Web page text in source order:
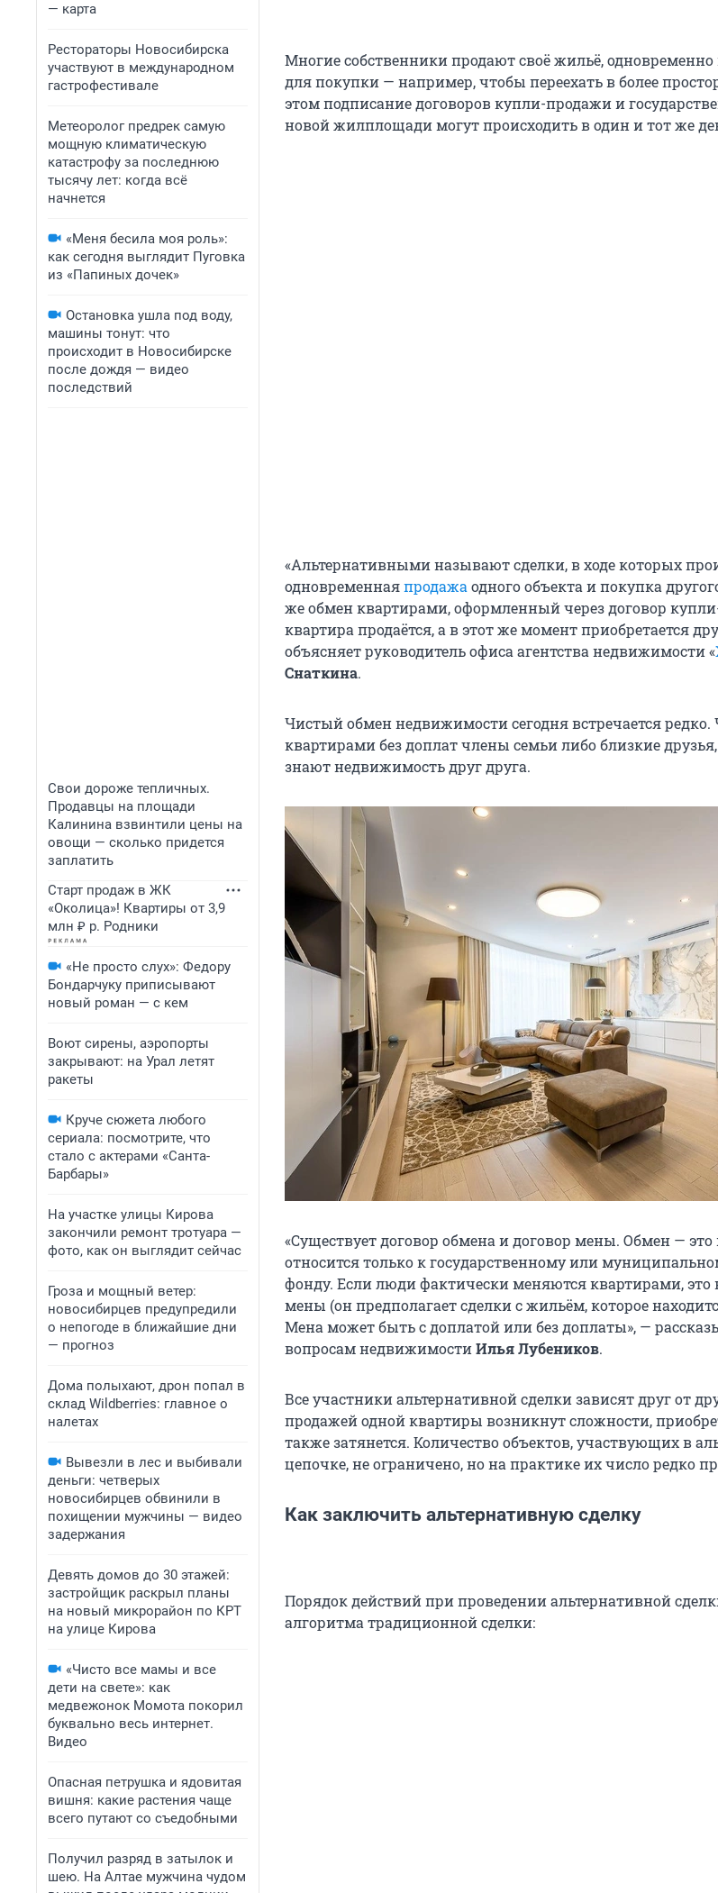
— карта
Рестораторы Новосибирска
участвуют в международном
гастрофестивале
Метеоролог предрек самую
мощную климатическую
катастрофу за последнюю
тысячу лет: когда всё
начнется
«Меня бесила моя роль»:
как сегодня выглядит Пуговка
из «Папиных дочек»
Остановка ушла под воду,
машины тонут: что
происходит в Новосибирске
после дождя — видео
последствий
Свои дороже тепличных.
Продавцы на площади
Калинина взвинтили цены на
овощи — сколько придется
заплатить
Старт продаж в ЖК
«Околица»! Квартиры от 3,9
млн ₽ р. Родники
«Не просто слух»: Федору
Бондарчуку приписывают
новый роман — с кем
Воют сирены, аэропорты
закрывают: на Урал летят
ракеты
Круче сюжета любого
сериала: посмотрите, что
стало с актерами «Санта-
Барбары»
На участке улицы Кирова
закончили ремонт тротуара —
фото, как он выглядит сейчас
Гроза и мощный ветер:
новосибирцев предупредили
о непогоде в ближайшие дни
— прогноз
Дома полыхают, дрон попал в
склад Wildberries: главное о
налетах
Вывезли в лес и выбивали
деньги: четверых
новосибирцев обвинили в
похищении мужчины — видео
задержания
Девять домов до 30 этажей:
застройщик раскрыл планы
на новый микрорайон по КРТ
на улице Кирова
«Чисто все мамы и все
дети на свете»: как
медвежонок Момота покорил
буквально весь интернет.
Видео
Опасная петрушка и ядовитая
вишня: какие растения чаще
всего путают со съедобными
Получил разряд в затылок и
шею. На Алтае мужчина чудом
Многие собственники продают своё жильё,
для покупки — например, чтобы переехать в более
этом подписание договоров купли-продажи и
новой жилплощади могут происходить в один и тот же
«Альтернативными называют сделки, в ходе которых
одновременнаяпродажа одного объекта и покупка
же обмен квартирами, оформленный через договор
квартира продаётся, а в этот же момент приобретается
объясняет руководитель офиса агентства недвижимости «
Снаткина.
Чистый обмен недвижимости сегодня встречается
квартирами без доплат члены семьи либо близкие
знают недвижимость друг друга.
«Существует договор обмена и договор мены. Обмен — это
относится только к государственному или
фонду. Если люди фактически меняются квартирами, это
мены (он предполагает сделки с жильём, которое
Мена может быть с доплатой или без доплаты», —
вопросам недвижимостиИлья Лубеников.
Все участники альтернативной сделки зависят друг от
продажей одной квартиры возникнут сложности,
также затянется. Количество объектов, участвующих в
цепочке, не ограничено, но на практике их число редко
Как заключить альтернативную сделку
Порядок действий при проведении альтернативной
алгоритма традиционной сделки: